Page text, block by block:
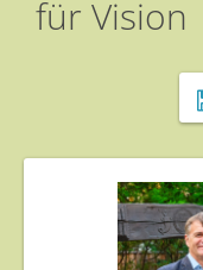
In der Landwirtschaft
Forschung &
Umweltschutz
für Vision